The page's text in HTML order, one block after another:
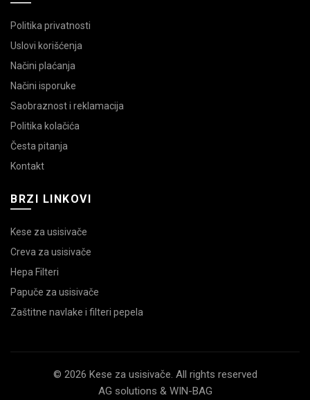
Politika privatnosti
Uslovi korišćenja
Načini plaćanja
Načini isporuke
Saobraznost i reklamacija
Politika kolačića
Česta pitanja
Kontakt
BRZI LINKOVI
Kese za usisivače
Creva za usisivače
Hepa Filteri
Papuče za usisivače
Zaštitne navlake i filteri pepela
© 2026 Kese za usisivače. All rights reserved
AG solutions & WIN-BAG